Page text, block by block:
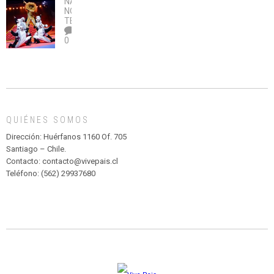
no
legalice
el
abuso”
OBRA
DE
TEATRO
Y
MADAGASCAR
PARQUE
HURATDO
NOTICIAS
TEATRO
0
QUIÉNES SOMOS
Dirección: Huérfanos 1160 Of. 705
Santiago – Chile.
Contacto: contacto@vivepais.cl
Teléfono: (562) 29937680